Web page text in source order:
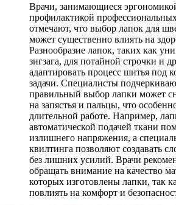
Врачи, занимающиеся
профилактикой
отмечают, что выбор лапок для
может существенно влиять на
Разнообразие лапок, таких как
зигзага, для потайной строчки и
адаптировать процесс шитья под
задачи. Специалисты
правильный выбор лапки может
на запястья и пальцы, что
длительной работе. Например,
автоматической подачей ткани
излишнего напряжения, а
квилтинга позволяют создавать
без лишних усилий. Врачи
обращать внимание на качество
которых изготовлены лапки, так
повлиять на комфорт и